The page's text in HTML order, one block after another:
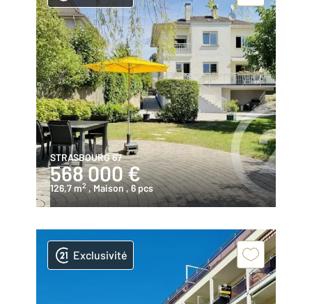
STRASBOURG 67
568 000 €
126,7 m2 , Maison, 6 pcs
Exclusivité